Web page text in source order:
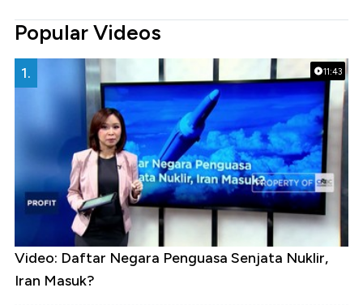
Popular Videos
11:43
1.
Video: Daftar Negara Penguasa Senjata Nuklir,
Iran Masuk?